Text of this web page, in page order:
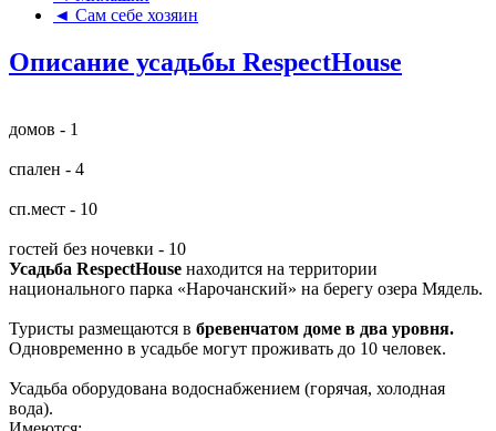
◄ Сам себе хозяин
Описание усадьбы RespectHouse
домов - 1
спален - 4
сп.мест - 10
гостей без ночевки - 10
Усадьба RespectHouse находится на территории
национального парка «Нарочанский» на берегу озера Мядель.
Туристы размещаются в бревенчатом доме в два уровня.
Одновременно в усадьбе могут проживать до 10 человек.
Усадьба оборудована водоснабжением (горячая, холодная
вода).